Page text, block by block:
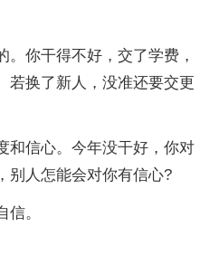
。你干得不好，交了学费，
若换了新人，没准还要交更
和信心。今年没干好，你对
别人怎能会对你有信心?
。